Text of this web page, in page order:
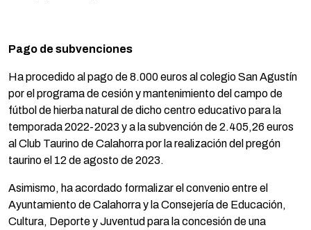
Pago de subvenciones
Ha procedido al pago de 8.000 euros al colegio San Agustín
por el programa de cesión y mantenimiento del campo de
fútbol de hierba natural de dicho centro educativo para la
temporada 2022-2023 y a la subvención de 2.405,26 euros
al Club Taurino de Calahorra por la realización del pregón
taurino el 12 de agosto de 2023.
Asimismo, ha acordado formalizar el convenio entre el
Ayuntamiento de Calahorra y la Consejería de Educación,
Cultura, Deporte y Juventud para la concesión de una